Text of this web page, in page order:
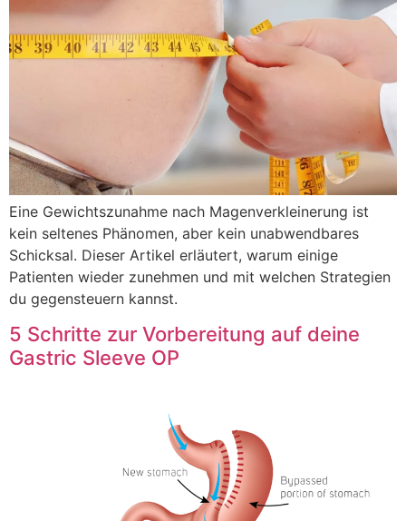
Eine Gewichtszunahme nach Magenverkleinerung ist
kein seltenes Phänomen, aber kein unabwendbares
Schicksal. Dieser Artikel erläutert, warum einige
Patienten wieder zunehmen und mit welchen Strategien
du gegensteuern kannst.
5 Schritte zur Vorbereitung auf deine
Gastric Sleeve OP